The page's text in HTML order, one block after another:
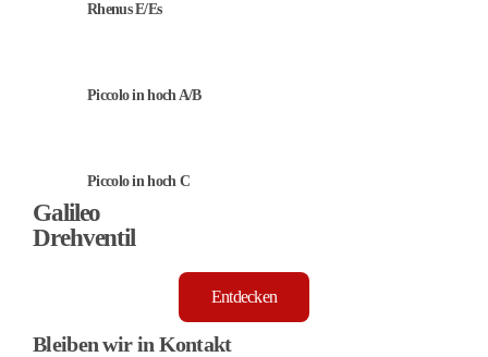
Rhenus E/Es
Piccolo in hoch A/B
Piccolo in hoch C
Galileo
Drehventil
Entdecken
Bleiben wir in Kontakt